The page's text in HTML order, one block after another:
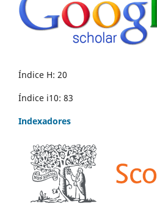
Índice H: 20
Índice i10: 83
Indexadores